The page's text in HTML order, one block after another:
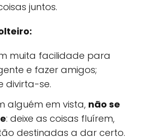
juntos.
muita facilidade para
e fazer amigos;
divirta-se.
alguém em vista, não se
: deixe as coisas fluírem,
destinadas a dar certo.